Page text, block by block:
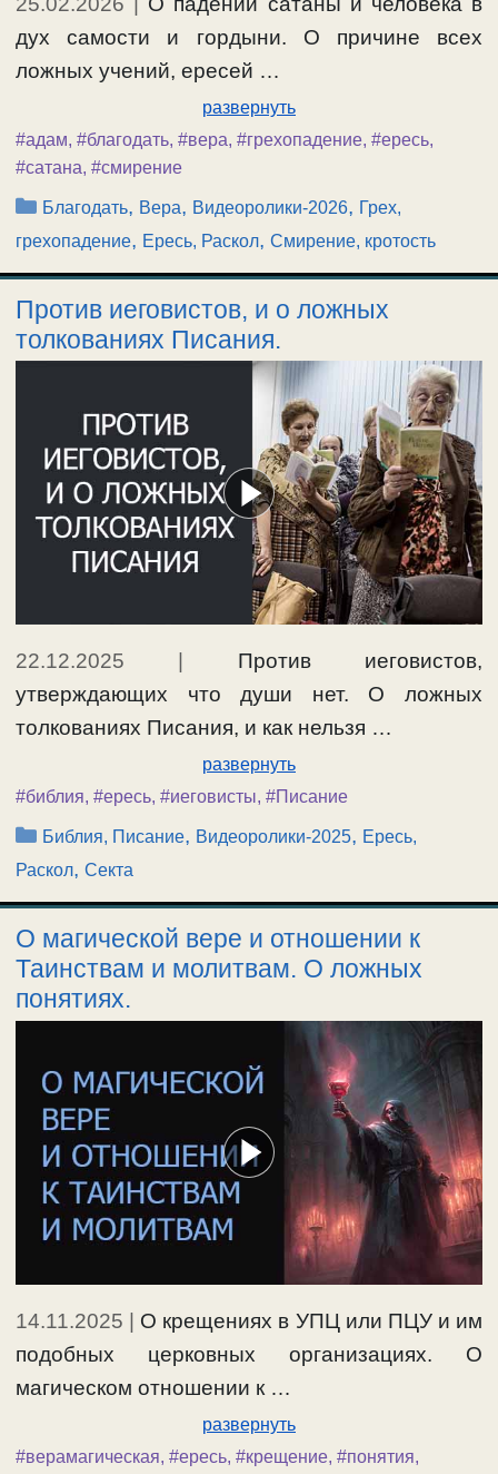
дух самости и гордыни. О причине всех
ложных учений, ересей …
развернуть
#адам, #благодать, #вера, #грехопадение, #ересь,
#сатана, #смирение
Рубрики
Благодать, Вера, Видеоролики-2026, Грех,
грехопадение, Ересь, Раскол, Смирение, кротость
Против иеговистов, и о ложных
толкованиях Писания.
22.12.2025
Против иеговистов,
утверждающих что души нет. О ложных
толкованиях Писания, и как нельзя …
развернуть
#библия, #ересь, #иеговисты, #Писание
Рубрики
Библия, Писание, Видеоролики-2025, Ересь,
Раскол, Секта
О магической вере и отношении к
Таинствам и молитвам. О ложных
понятиях.
14.11.2025
О крещениях в УПЦ или ПЦУ и им
подобных церковных организациях. О
магическом отношении к …
развернуть
#верамагическая, #ересь, #крещение, #понятия,